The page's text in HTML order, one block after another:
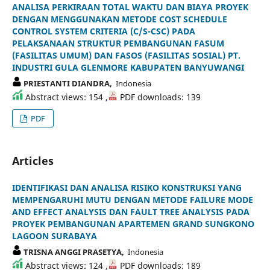
ANALISA PERKIRAAN TOTAL WAKTU DAN BIAYA PROYEK
DENGAN MENGGUNAKAN METODE COST SCHEDULE
CONTROL SYSTEM CRITERIA (C/S-CSC) PADA
PELAKSANAAN STRUKTUR PEMBANGUNAN FASUM
(FASILITAS UMUM) DAN FASOS (FASILITAS SOSIAL) PT.
INDUSTRI GULA GLENMORE KABUPATEN BANYUWANGI
PRIESTANTI DIANDRA, Indonesia
Abstract views: 154 , PDF downloads: 139
PDF
Articles
IDENTIFIKASI DAN ANALISA RISIKO KONSTRUKSI YANG
MEMPENGARUHI MUTU DENGAN METODE FAILURE MODE
AND EFFECT ANALYSIS DAN FAULT TREE ANALYSIS PADA
PROYEK PEMBANGUNAN APARTEMEN GRAND SUNGKONO
LAGOON SURABAYA
TRISNA ANGGI PRASETYA, Indonesia
Abstract views: 124 , PDF downloads: 189